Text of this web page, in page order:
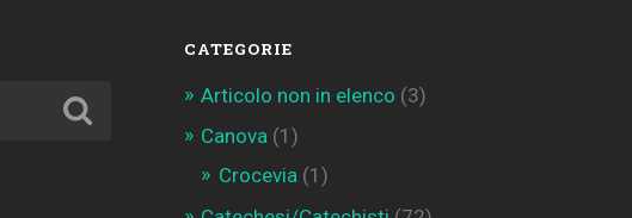
CATEGORIE
Articolo non in elenco (3)
Canova(1)
Crocevia(1)